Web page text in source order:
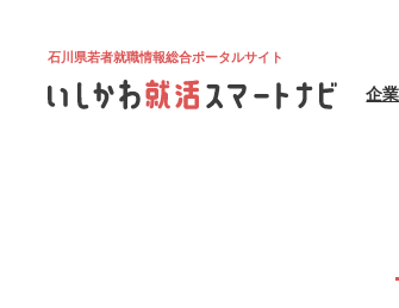
石川県若者就職情報総合ポータルサイト
企